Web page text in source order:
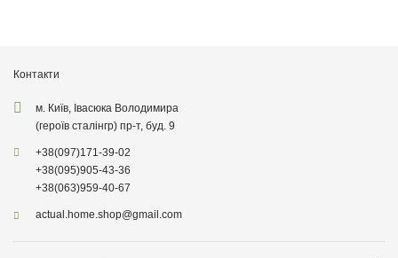
Контакти
м. Київ, Івасюка Володимира
(героїв сталінгр) пр-т, буд. 9
+38(097)171-39-02
+38(095)905-43-36
+38(063)959-40-67
actual.home.shop@gmail.com